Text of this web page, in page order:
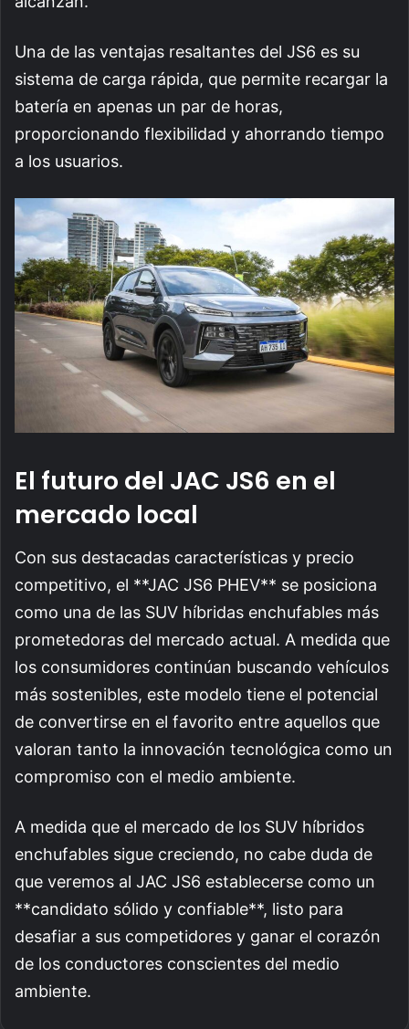
Una de las ventajas resaltantes del JS6 es su
sistema de carga rápida, que permite recargar la
batería en apenas un par de horas,
proporcionando flexibilidad y ahorrando tiempo
a los usuarios.
El futuro del JAC JS6 en el
mercado local
Con sus destacadas características y precio
competitivo, el **JAC JS6 PHEV** se posiciona
como una de las SUV híbridas enchufables más
prometedoras del mercado actual. A medida que
los consumidores continúan buscando vehículos
más sostenibles, este modelo tiene el potencial
de convertirse en el favorito entre aquellos que
valoran tanto la innovación tecnológica como un
compromiso con el medio ambiente.
A medida que el mercado de los SUV híbridos
enchufables sigue creciendo, no cabe duda de
que veremos al JAC JS6 establecerse como un
**candidato sólido y confiable**, listo para
desafiar a sus competidores y ganar el corazón
de los conductores conscientes del medio
ambiente.